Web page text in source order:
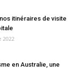
itinéraires de visite
2022
en Australie, une